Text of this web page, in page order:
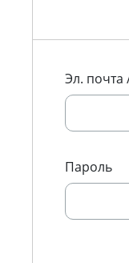
Эл. почта
Пароль